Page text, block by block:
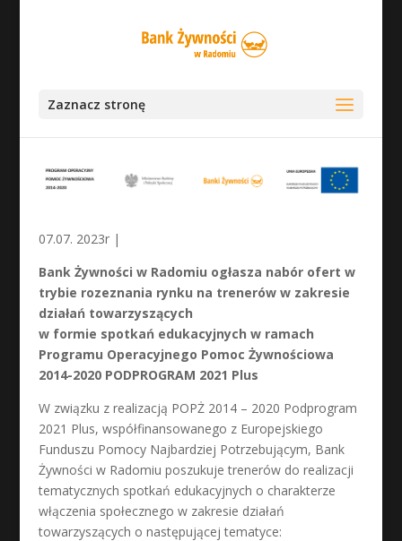
Zaznacz stronę
07.07. 2023r |
Bank Żywności w Radomiu ogłasza nabór ofert w
trybie rozeznania rynku na trenerów w zakresie
działań towarzyszących
w formie spotkań edukacyjnych w ramach
Programu Operacyjnego Pomoc Żywnościowa
2014-2020 PODPROGRAM 2021 Plus
W związku z realizacją POPŻ 2014 – 2020 Podprogram
2021 Plus, współfinansowanego z Europejskiego
Funduszu Pomocy Najbardziej Potrzebującym, Bank
Żywności w Radomiu poszukuje trenerów do realizacji
tematycznych spotkań edukacyjnych o charakterze
włączenia społecznego w zakresie działań
towarzyszących o następującej tematyce: